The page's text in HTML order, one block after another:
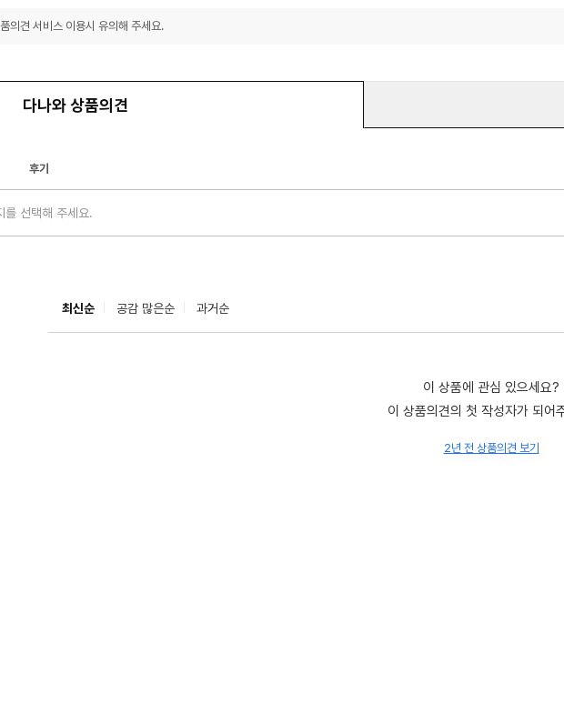
의견 서비스 이용시 유의해 주세요.
다나와 상품의견
후기
최신순 공감 많은순 과거순
이 상품에 관심 있으세요?
이 상품의견의 첫 작성자가 되어
2년 전 상품의견 보기